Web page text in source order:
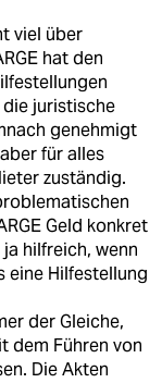
viel über
hat den
juristische
genehmigt
für alles
zuständig.
Geld konkret
hilfreich, wenn
eine Hilfestellung
der Gleiche,
dem Führen von
Die Akten